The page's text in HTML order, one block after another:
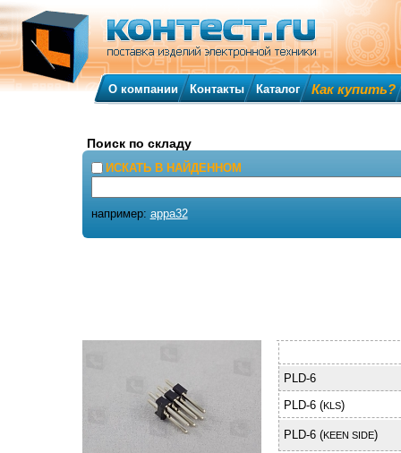
PLD-6
PLD-6 (KLS)
PLD-6 (KEEN SIDE)
О компании Контакты Каталог Как купить?
Поиск по складу
ИСКАТЬ В НАЙДЕННОМ
например: appa32